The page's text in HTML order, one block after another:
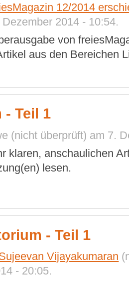
12/2014
2014 - 10:54.
von
aus den Bereichen
- Teil 1
(nicht überprüft) am 7.
klaren, anschaulichen
lesen.
- Teil 1
Vijayakumaran
- 20:05.